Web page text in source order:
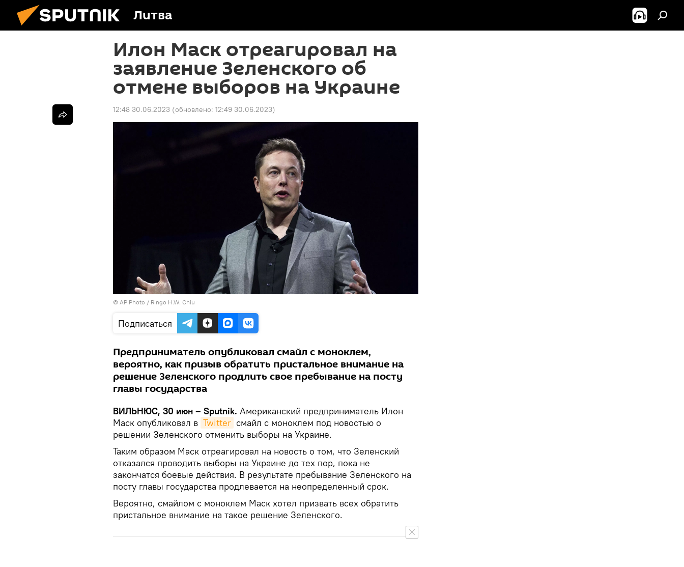
Литва
Илон Маск отреагировал на
заявление Зеленского об
отмене выборов на Украине
12:48 30.06.2023 (обновлено: 12:49 30.06.2023)
© AP Photo / Ringo H.W. Chiu
Подписаться
Предприниматель опубликовал смайл с моноклем,
вероятно, как призыв обратить пристальное внимание на
решение Зеленского продлить свое пребывание на посту
главы государства
ВИЛЬНЮС, 30 июн – Sputnik. Американский предприниматель Илон
Маск опубликовал в Twitter смайл с моноклем под новостью о
решении Зеленского отменить выборы на Украине.
Таким образом Маск отреагировал на новость о том, что Зеленский
отказался проводить выборы на Украине до тех пор, пока не
закончатся боевые действия. В результате пребывание Зеленского на
посту главы государства продлевается на неопределенный срок.
Вероятно, смайлом с моноклем Маск хотел призвать всех обратить
пристальное внимание на такое решение Зеленского.